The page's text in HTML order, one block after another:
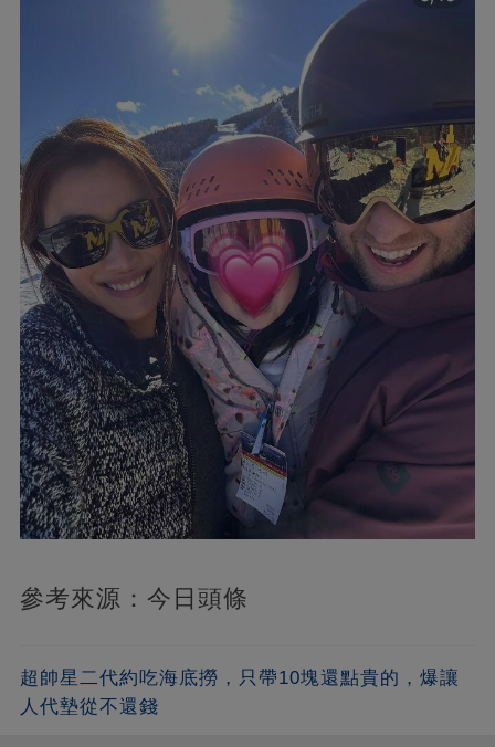
參考來源：今日頭條
超帥星二代約吃海底撈，只帶10塊還點貴的，爆讓
人代墊從不還錢